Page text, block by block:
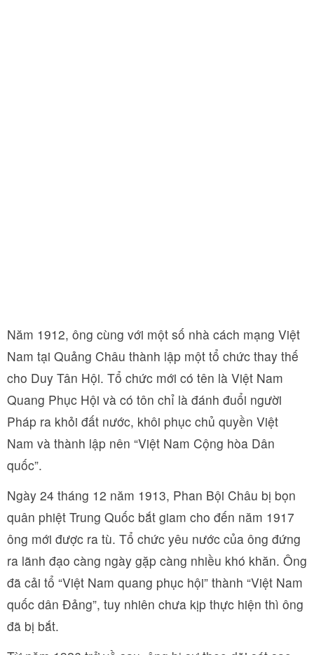
Năm 1912, ông cùng với một số nhà cách mạng Việt
Nam tại Quảng Châu thành lập một tổ chức thay thế
cho Duy Tân Hội. Tổ chức mới có tên là Việt Nam
Quang Phục Hội và có tôn chỉ là đánh đuổi người
Pháp ra khỏi đất nước, khôi phục chủ quyền Việt
Nam và thành lập nên “Việt Nam Cộng hòa Dân
quốc”.
Ngày 24 tháng 12 năm 1913, Phan Bội Châu bị bọn
quân phiệt Trung Quốc bắt giam cho đến năm 1917
ông mới được ra tù. Tổ chức yêu nước của ông đứng
ra lãnh đạo càng ngày gặp càng nhiều khó khăn. Ông
đã cải tổ “Việt Nam quang phục hội” thành “Việt Nam
quốc dân Đảng”, tuy nhiên chưa kịp thực hiện thì ông
đã bị bắt.